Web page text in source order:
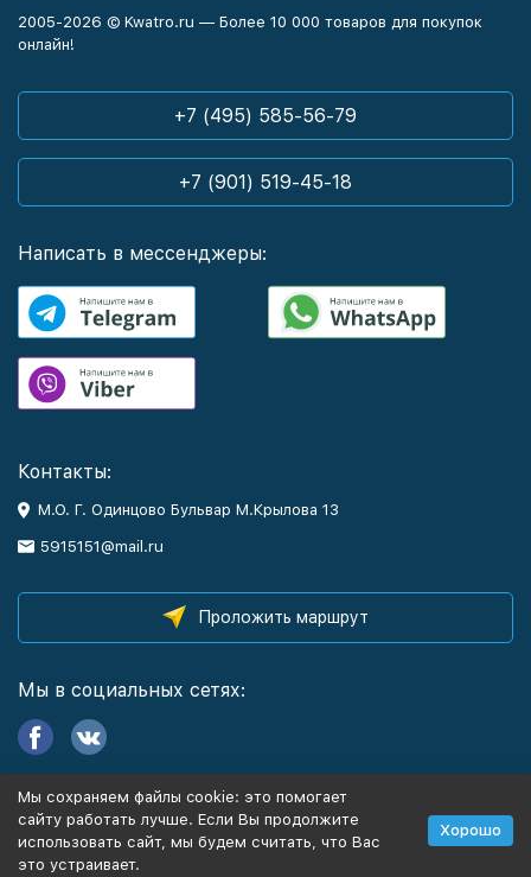
2005-2026 © Kwatro.ru — Более 10 000 товаров для покупок
онлайн!
+7 (495) 585-56-79
+7 (901) 519-45-18
Написать в мессенджеры:
Контакты:
М.О. Г. Одинцово Бульвар М.Крылова 13
5915151@mail.ru
Проложить маршрут
Мы в социальных сетях:
Информация
Мы сохраняем файлы cookie: это помогает
сайту работать лучше. Если Вы продолжите
использовать сайт, мы будем считать, что Вас
это устраивает.
Хорошо